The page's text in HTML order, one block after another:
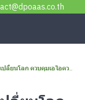
โลก ควบคุมเอไอความเสี่ยงสูง